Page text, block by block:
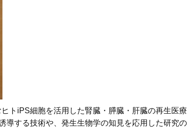
トiPS細胞を活用した腎臓・膵臓・肝臓の再生医
導する技術や、発生生物学の知見を応用した研究